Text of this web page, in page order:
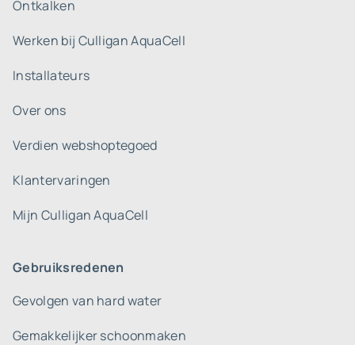
Ontkalken
Werken bij Culligan AquaCell
Installateurs
Over ons
Verdien webshoptegoed
Klantervaringen
Mijn Culligan AquaCell
Gebruiksredenen
Gevolgen van hard water
Gemakkelijker schoonmaken